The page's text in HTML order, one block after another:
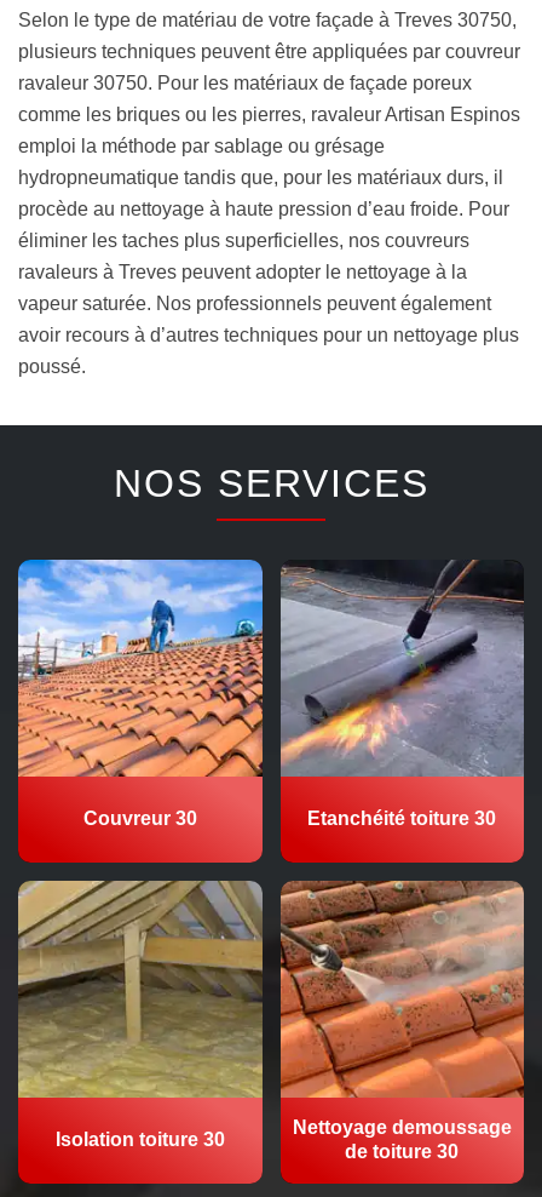
Selon le type de matériau de votre façade à Treves 30750,
plusieurs techniques peuvent être appliquées par couvreur
ravaleur 30750. Pour les matériaux de façade poreux
comme les briques ou les pierres, ravaleur Artisan Espinos
emploi la méthode par sablage ou grésage
hydropneumatique tandis que, pour les matériaux durs, il
procède au nettoyage à haute pression d’eau froide. Pour
éliminer les taches plus superficielles, nos couvreurs
ravaleurs à Treves peuvent adopter le nettoyage à la
vapeur saturée. Nos professionnels peuvent également
avoir recours à d’autres techniques pour un nettoyage plus
poussé.
NOS SERVICES
Couvreur 30 Etanchéité toiture 30
Isolation toiture 30
Nettoyage demoussage
de toiture 30